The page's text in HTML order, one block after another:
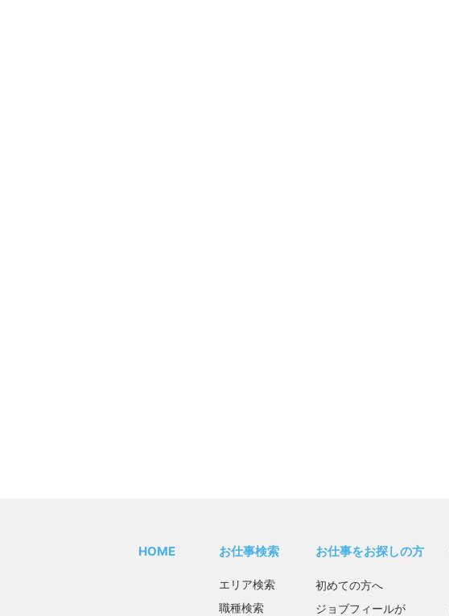
HOME お仕事検索
エリア検索
職種検索
お仕事をお探しの方
初めての方へ
ジョブフィールが